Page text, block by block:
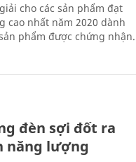
cho các sản phẩm đạt
cao nhất năm 2020 dành
phẩm được chứng nhận.
đèn sợi đốt ra
năng lượng